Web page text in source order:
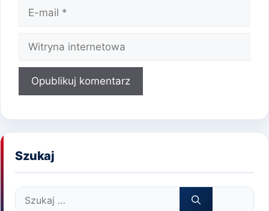
Witryna
Szukaj
Szukaj: